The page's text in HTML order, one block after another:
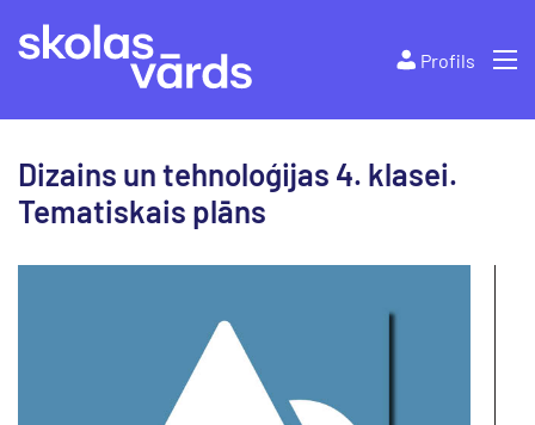
Profils
Dizains un tehnoloģijas 4. klasei.
Tematiskais plāns